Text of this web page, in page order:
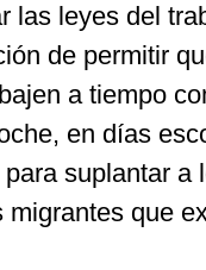
las leyes del
de permitir
a tiempo
en días
suplantar a
migrantes que